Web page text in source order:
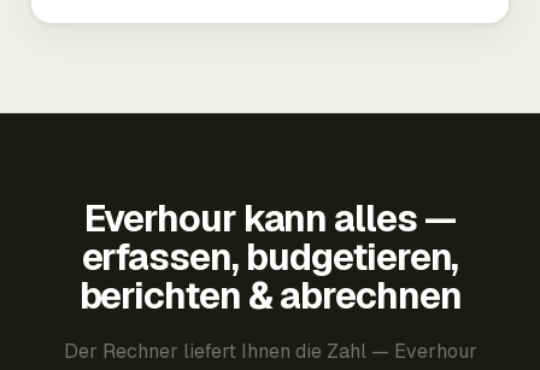
Everhour kann alles —
erfassen, budgetieren,
berichten & abrechnen
Der Rechner liefert Ihnen die Zahl — Everhour